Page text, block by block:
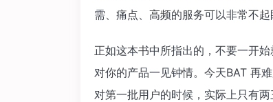
需、痛点、高频的服务可以非常不
正如这本书中所指出的，不要一开
对你的产品一见钟情。今天BAT 再
对第一批用户的时候，实际上只有